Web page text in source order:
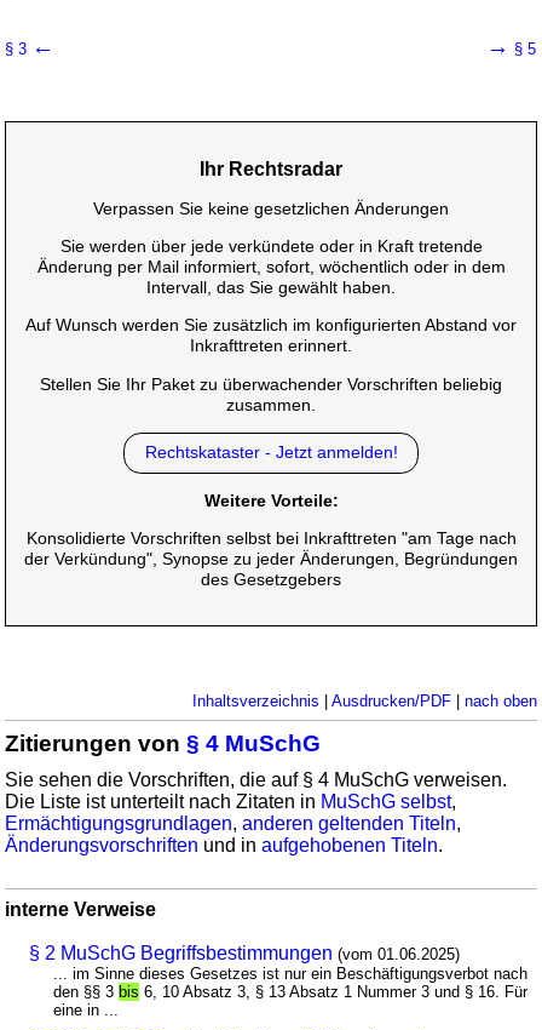
§ 3 ← → § 5
Ihr Rechtsradar
Verpassen Sie keine gesetzlichen Änderungen
Sie werden über jede verkündete oder in Kraft tretende
Änderung per Mail informiert, sofort, wöchentlich oder in dem
Intervall, das Sie gewählt haben.
Auf Wunsch werden Sie zusätzlich im konfigurierten Abstand vor
Inkrafttreten erinnert.
Stellen Sie Ihr Paket zu überwachender Vorschriften beliebig
zusammen.
Rechtskataster - Jetzt anmelden!
Weitere Vorteile:
Konsolidierte Vorschriften selbst bei Inkrafttreten "am Tage nach
der Verkündung", Synopse zu jeder Änderungen, Begründungen
des Gesetzgebers
Inhaltsverzeichnis Ausdrucken/PDF| nach oben
Zitierungen von§ 4 MuSchG
Sie sehen die Vorschriften, die auf § 4 MuSchG verweisen.
Die Liste ist unterteilt nach Zitaten in MuSchG selbst,
Ermächtigungsgrundlagen,anderen geltenden Titeln,
Änderungsvorschriften und inaufgehobenen Titeln.
interne Verweise
§ 2 MuSchG Begriffsbestimmungen (vom 01.06.2025)
... im Sinne dieses Gesetzes ist nur ein Beschäftigungsverbot nach
den §§ 3 bis 6, 10 Absatz 3, § 13 Absatz 1 Nummer 3 und § 16. Für
eine in ...